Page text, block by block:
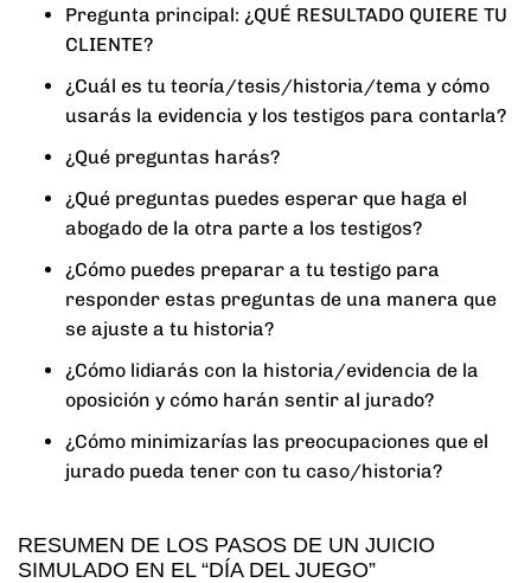
Pregunta principal: ¿QUÉ RESULTADO QUIERE TU
CLIENTE?
¿Cuál es tu teoría/tesis/historia/tema y cómo
usarás la evidencia y los testigos para contarla?
¿Qué preguntas harás?
¿Qué preguntas puedes esperar que haga el
abogado de la otra parte a los testigos?
¿Cómo puedes preparar a tu testigo para
responder estas preguntas de una manera que
se ajuste a tu historia?
¿Cómo lidiarás con la historia/evidencia de la
oposición y cómo harán sentir al jurado?
¿Cómo minimizarías las preocupaciones que el
jurado pueda tener con tu caso/historia?
RESUMEN DE LOS PASOS DE UN JUICIO
SIMULADO EN EL “DÍA DEL JUEGO”